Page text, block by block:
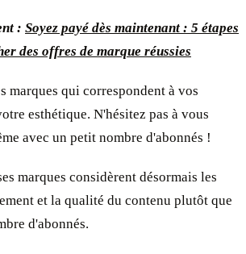
: Soyez payé dès maintenant : 5 étapes
des offres de marque réussies
marques qui correspondent à vos
esthétique. N'hésitez pas à vous
avec un petit nombre d'abonnés !
marques considèrent désormais les
et la qualité du contenu plutôt que
d'abonnés.